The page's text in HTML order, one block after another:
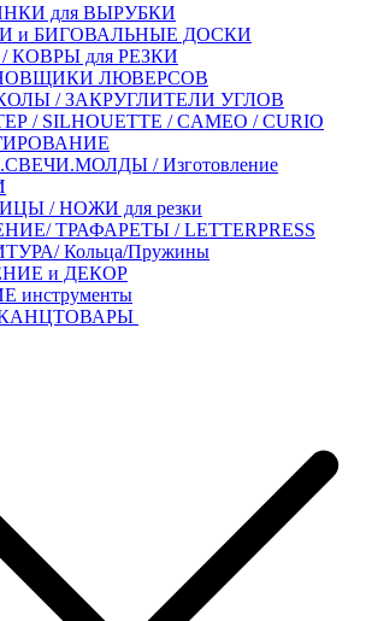
для ВЫРУБКИ
и БИГОВАЛЬНЫЕ ДОСКИ
КОВРЫ для РЕЗКИ
ЛЮВЕРСОВ
/ ЗАКРУГЛИТЕЛИ УГЛОВ
/ SILHOUETTE / CAMEO / CURIO
/ Изготовление
/ НОЖИ для резки
ТРАФАРЕТЫ / LETTERPRESS
Кольца/Пружины
и ДЕКОР
инструменты